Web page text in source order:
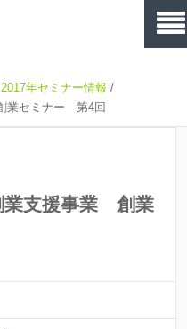
2017年セミナー情報 /
業セミナー 第4回
支援事業 創業